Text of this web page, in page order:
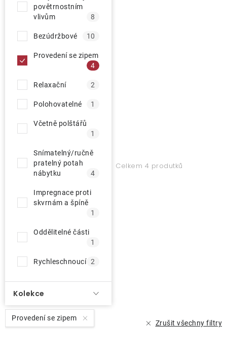
povětrnostním
vlivům
8
Bezúdržbové 10
Provedení se zipem
4
Relaxační 2
Polohovatelné 1
Včetně polštářů
1
Snímatelný/ručně
pratelný potah
nábytku
4
Impregnace proti
skvrnám a špíně
1
Oddělitelné části
1
Rychleschnoucí 2
Kolekce
Celkem 4 produtků
Provedení se zipem
Zrušit všechny filtry